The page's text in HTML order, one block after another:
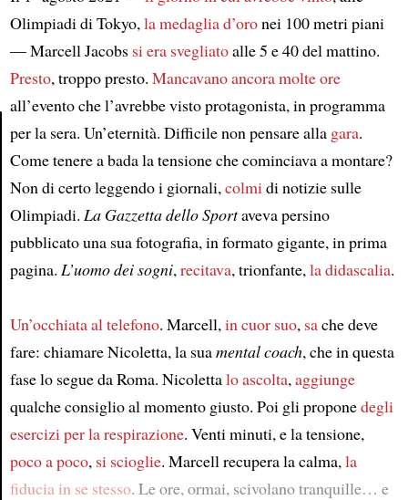
Article
Olimpiadi di Tokyo,la medaglia d’oronei 100 metri piani
— Marcell Jacobs si era svegliatoalle 5 e 40 del mattino.
Presto, troppo presto. Mancavano ancora molte ore
all’evento che l’avrebbe visto protagonista, in programma
per la sera. Un’eternità. Difficile non pensare alla gara.
Come tenere a bada la tensione che cominciava a montare?
Non di certo leggendo i giornali,colmidi notizie sulle
Olimpiadi. La Gazzetta dello Sportaveva persino
pubblicato una sua fotografia, in formato gigante, in prima
pagina. L’uomo dei sogni,recitava, trionfante,la didascalia.
Un’occhiata al telefono. Marcell,in cuor suo, sache deve
fare: chiamare Nicoletta, la suamental coach, che in questa
fase lo segue da Roma. Nicolettalo ascolta,aggiunge
qualche consiglio al momento giusto. Poi gli proponedegli
esercizi per la respirazione. Venti minuti, e la tensione,
poco a poco, si scioglie. Marcell recupera la calma,la
fiducia in se stesso. Le ore, ormai, scivolano tranquille… e